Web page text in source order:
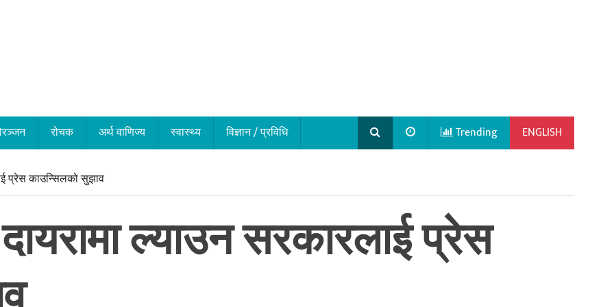
रोचक अर्थ वाणिज्य स्वास्थ्य विज्ञान / प्रविधि Trending ENGLISH
प्रेस काउन्सिलको सुझाव
ल्याउन सरकारलाई प्रेस